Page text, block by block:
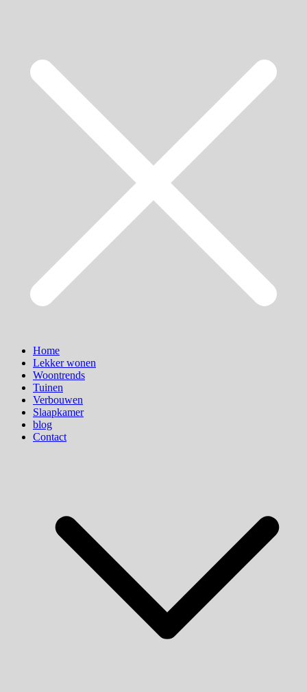
Home
Lekker wonen
Woontrends
Tuinen
Verbouwen
Slaapkamer
blog
Contact